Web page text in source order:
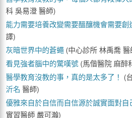
科 吳易澄 醫師)
能力需要培養改變需要醞釀機會需要創
譯)
灰暗世界中的蒼蠅 (中心診所 林禹喬 醫
看見強者腦中的驚嘆號 (馬偕醫院 麻醉
醫學教育沒教的事，真的是太多了！ (
沂名 醫師)
優雅來自於自信而自信源於誠實面對自
實習醫師 嚴可瀚)